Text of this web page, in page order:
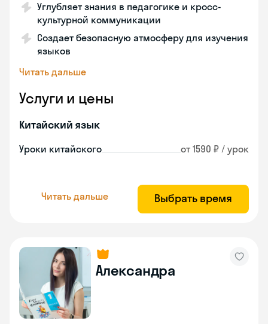
Углубляет знания в педагогике и кросс-
культурной коммуникации
Создает безопасную атмосферу для изучения
языков
Читать дальше
Услуги и цены
Китайский язык
Уроки китайского от 1590 ₽ / урок
Читать дальше Выбрать время
Александра